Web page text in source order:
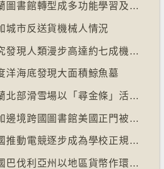
【十萬八千里】芬蘭圖書館轉型成多功能學習及娛樂中心
城市反送貨機械人情況
【十萬八千里】研究發現人類漫步高達約七成機率「逆時針」行走
洋海底發現大面積鯨魚墓
【十萬八千里】芬蘭北部滑雪場以「尋金條」活動吸引遊客
【十萬八千里】美加邊境跨國圖書館美國正門被禁另開「加拿大」門
【十萬八千里】泰國推動電競逐步成為學校正規課程
【十萬八千里】德國巴伐利亞州以地區貨幣作環保金融工具